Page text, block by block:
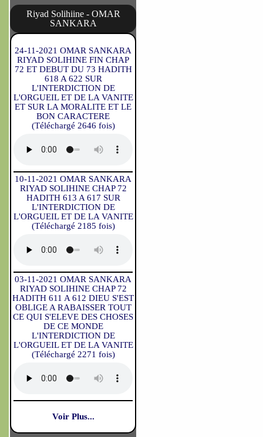
Riyad Solihiine - OMAR
SANKARA
24-11-2021 OMAR SANKARA
RIYAD SOLIHINE FIN CHAP
72 ET DEBUT DU 73 HADITH
618 A 622 SUR
L'INTERDICTION DE
L'ORGUEIL ET DE LA VANITE
ET SUR LA MORALITE ET LE
BON CARACTERE
(Téléchargé 2646 fois)
10-11-2021 OMAR SANKARA
RIYAD SOLIHINE CHAP 72
HADITH 613 A 617 SUR
L'INTERDICTION DE
L'ORGUEIL ET DE LA VANITE
(Téléchargé 2185 fois)
03-11-2021 OMAR SANKARA
RIYAD SOLIHINE CHAP 72
HADITH 611 A 612 DIEU S'EST
OBLIGE A RABAISSER TOUT
CE QUI S'ELEVE DES CHOSES
DE CE MONDE
L'INTERDICTION DE
L'ORGUEIL ET DE LA VANITE
(Téléchargé 2271 fois)
Voir Plus...